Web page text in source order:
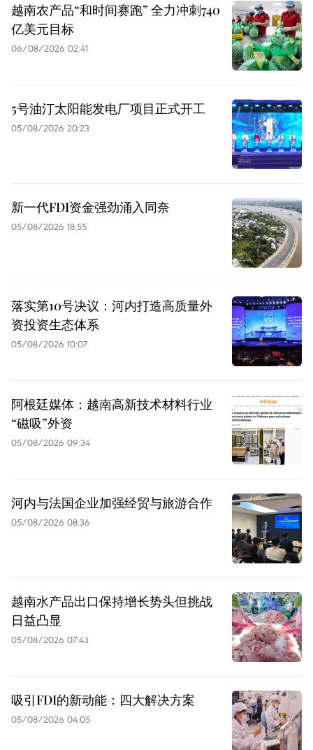
越南农产品“和时间赛跑” 全力冲刺740
亿美元目标
06/08/2026 02:41
5号油汀太阳能发电厂项目正式开工
05/08/2026 20:23
新一代FDI资金强劲涌入同奈
05/08/2026 18:55
落实第10号决议：河内打造高质量外
资投资生态体系
05/08/2026 10:07
阿根廷媒体：越南高新技术材料行业
“磁吸”外资
05/08/2026 09:34
河内与法国企业加强经贸与旅游合作
05/08/2026 08:36
越南水产品出口保持增长势头但挑战
日益凸显
05/08/2026 07:43
吸引FDI的新动能：四大解决方案
05/08/2026 04:05